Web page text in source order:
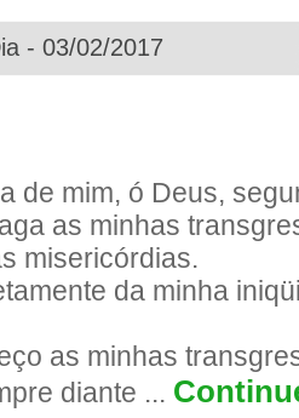
- 03/02/2017
de mim, ó Deus,
as minhas
misericórdias.
da minha
as minhas
diante ...